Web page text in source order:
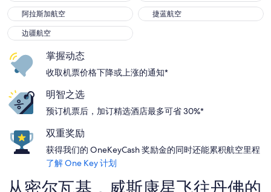
阿拉斯加航空
阿拉斯加航空 捷蓝航空
捷蓝航空
边疆航空
边疆航空
掌握动态
收取机票价格下降或上涨的通知*
明智之选
预订机票后，加订精选酒店最多可省 30%*
双重奖励
获得我们的 OneKeyCash 奖励金的同时还能累积航空里程
了解 One Key 计划
从密尔瓦基，威斯康星飞往丹佛的